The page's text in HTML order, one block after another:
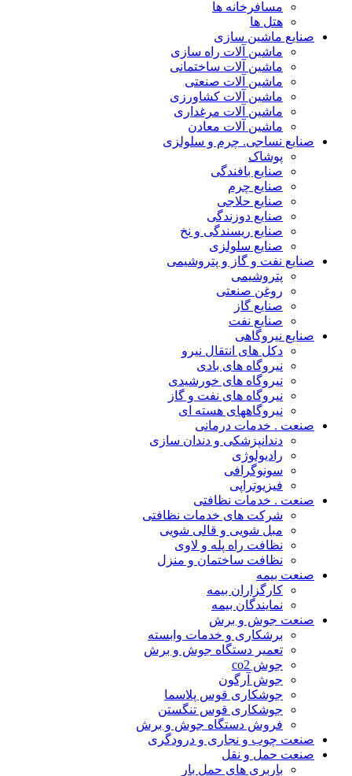
مسافرخانه ها
هتل ها
صنایع ماشین سازی
ماشین آلات راه سازی
ماشین آلات ساختمانی
ماشین آلات صنعتی
ماشین آلات کشاورزی
ماشین آلات مرغداری
ماشین آلات معادن
صنایع نساجی. چرم و سلولزی
پوشاک
صنایع بافندگی
صنایع چرم
صنایع حلاجی
صنایع دوزندگی
صنایع ریسندگی و نخ
صنایع سلولزی
صنایع نفت و گاز و پتروشیمی
پتروشیمی
روغن صنعتی
صنایع گاز
صنایع نفت
صنایع نیروگاهی
دکل های انتقال نیرو
نیروگاه های بادی
نیروگاه های خورشیدی
نیروگاه های نفت و گاز
نیروگاههای هسته ای
صنعت . خدمات درمانی
دندانپزشکی و دندان سازی
رادیولوژی
سونوگرافی
فیزیوتراپی
صنعت . خدمات نظافتی
شرکت های خدمات نظافتی
مبل شویی و قالی شویی
نظافت راه پله و لاوی
نظافت ساختمان و منزل
صنعت بیمه
کارگزاران بیمه
نمایندگان بیمه
صنعت جوش و برش
برشکاری و خدمات وابسته
تعمیر دستگاه جوش و برش
جوش co2
جوش آرگون
جوشکاری قوس پلاسما
جوشکاری قوس تنگستن
فروش دستگاه جوش و برش
صنعت چوب و نجاری و درودگری
صنعت حمل و نقل
باربری های حمل بار